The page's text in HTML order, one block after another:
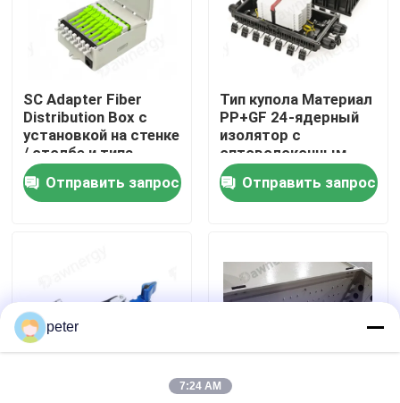
О нас
Путешествие фабрики
Проверка качества
Случаи
SC Adapter Fiber
Distribution Box с
установкой на стенке
/ столбе и типа
соединителя Fiber
Splice Box
Отправить запрос
Тип купола Материал
PP+GF 24-ядерный
изолятор с
оптоволоконным
сцеплением
Отправить запрос
peter
7:24 AM